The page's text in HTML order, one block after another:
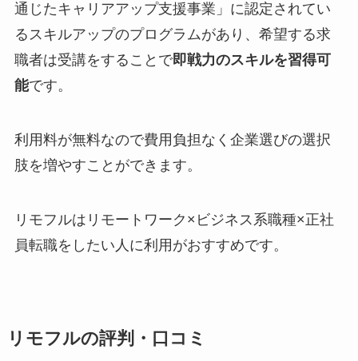
通じたキャリアアップ支援事業」に認定されてい
るスキルアップのプログラムがあり、希望する求
職者は受講をすることで即戦力のスキルを習得可
能です。
利用料が無料なので費用負担なく企業選びの選択
肢を増やすことができます。
リモフルはリモートワーク×ビジネス系職種×正社
員転職をしたい人に利用がおすすめです。
リモフルの評判・口コミ